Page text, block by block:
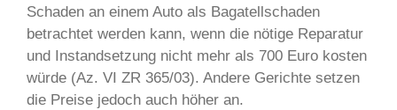
Schaden an einem Auto als Bagatellschaden
betrachtet werden kann, wenn die nötige Reparatur
und Instandsetzung nicht mehr als 700 Euro kosten
würde (Az. VI ZR 365/03). Andere Gerichte setzen
die Preise jedoch auch höher an.